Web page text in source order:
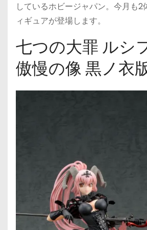
しているホビージャパン。今月も2
ィギュアが登場します。
七つの大罪 ルシ
傲慢の像 黒ノ衣